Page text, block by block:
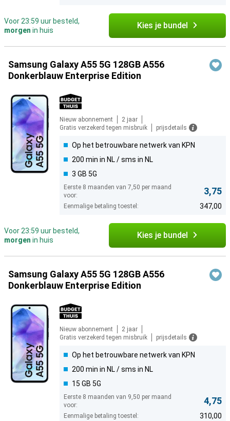
Voor 23:59 uur besteld,
morgen in huis Kies je bundel
Samsung Galaxy A55 5G 128GB A556
Donkerblauw Enterprise Edition
Nieuw abonnement
2 jaar
Gratis verzekerd tegen misbruik
prijsdetails
Op het betrouwbare netwerk van KPN
200 min in NL / sms in NL
3 GB 5G
Eerste 8 maanden van 7,50 per maand
voor:
3,75
Eenmalige betaling toestel: 347,00
Voor 23:59 uur besteld,
morgen in huis Kies je bundel
Samsung Galaxy A55 5G 128GB A556
Donkerblauw Enterprise Edition
Nieuw abonnement
2 jaar
Gratis verzekerd tegen misbruik
prijsdetails
Op het betrouwbare netwerk van KPN
200 min in NL / sms in NL
15 GB 5G
Eerste 8 maanden van 9,50 per maand
voor:
4,75
Eenmalige betaling toestel: 310,00